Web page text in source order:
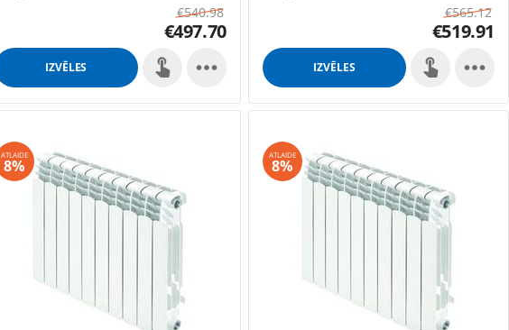
€540.98
€497.70
IZVĒLES 
€565.12
€519.91
IZVĒLES 
ATLAIDE
8%
ATLAIDE
8%